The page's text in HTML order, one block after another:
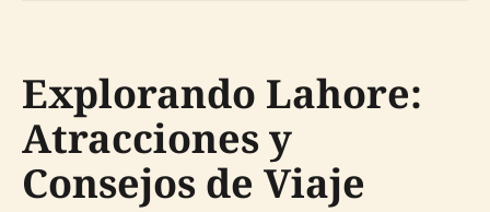
Explorando Lahore:
Atracciones y
Consejos de Viaje